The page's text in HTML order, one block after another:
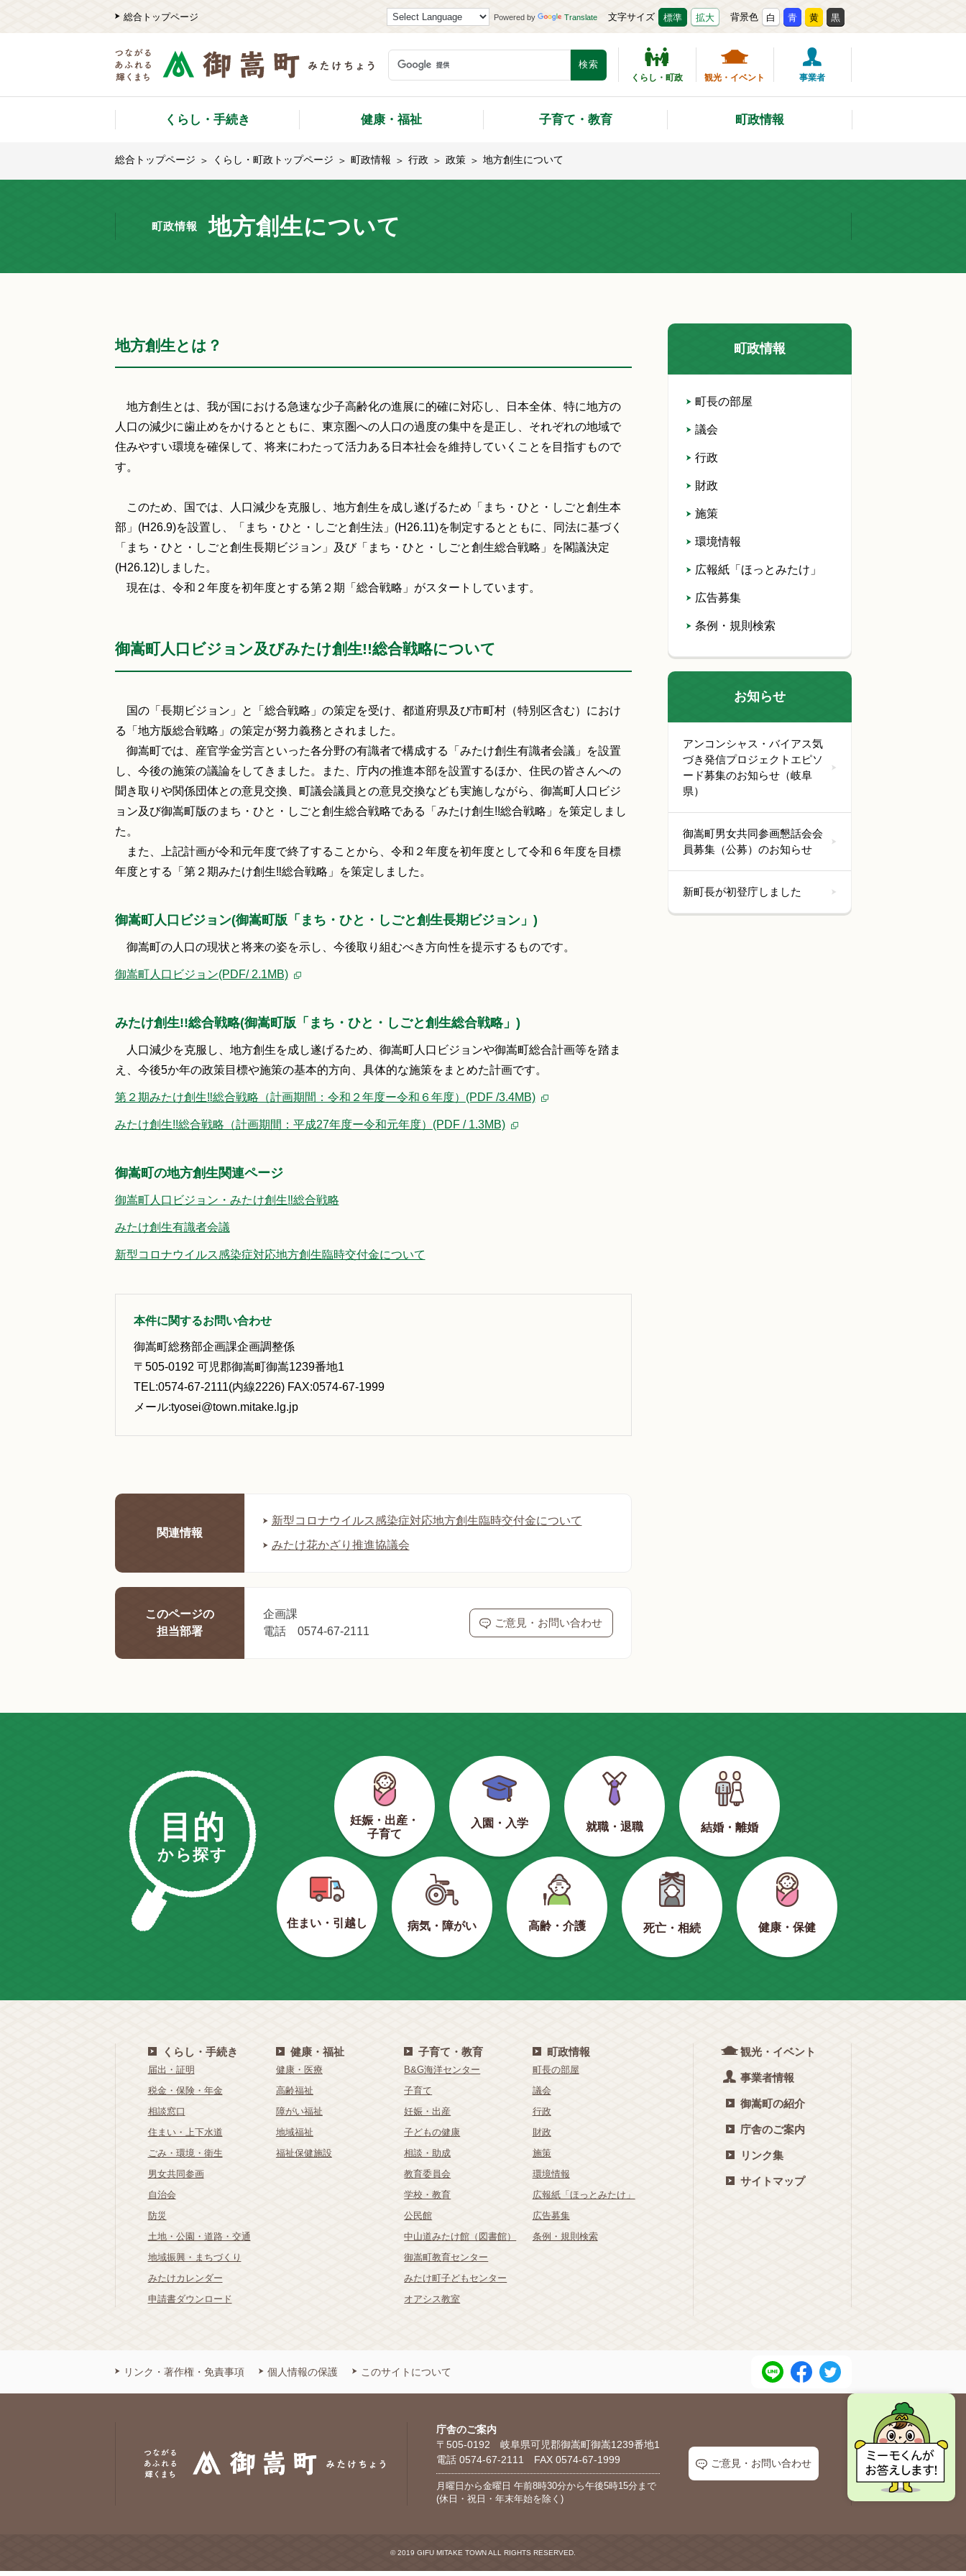
総合トップページ Powered by Translate 文字サイズ 標準 拡大 背景色 白 青 黄 黒
くらし・町政 観光・イベント 事業者
くらし・手続き 健康・福祉 子育て・教育 町政情報
総合トップページ くらし・町政トップページ 町政情報 行政 政策 地方創生について
町政情報 地方創生について
地方創生とは？
地方創生とは、我が国における急速な少子高齢化の進展に的確に対応し、日本全体、特に地方の
人口の減少に歯止めをかけるとともに、東京圏への人口の過度の集中を是正し、それぞれの地域で
住みやすい環境を確保して、将来にわたって活力ある日本社会を維持していくことを目指すもので
す。
このため、国では、人口減少を克服し、地方創生を成し遂げるため「まち・ひと・しごと創生本
部」(H26.9)を設置し、「まち・ひと・しごと創生法」(H26.11)を制定するとともに、同法に基づく
「まち・ひと・しごと創生長期ビジョン」及び「まち・ひと・しごと創生総合戦略」を閣議決定
(H26.12)しました。
現在は、令和２年度を初年度とする第２期「総合戦略」がスタートしています。
御嵩町人口ビジョン及びみたけ創生!!総合戦略について
国の「長期ビジョン」と「総合戦略」の策定を受け、都道府県及び市町村（特別区含む）におけ
る「地方版総合戦略」の策定が努力義務とされました。
御嵩町では、産官学金労言といった各分野の有識者で構成する「みたけ創生有識者会議」を設置
し、今後の施策の議論をしてきました。また、庁内の推進本部を設置するほか、住民の皆さんへの
聞き取りや関係団体との意見交換、町議会議員との意見交換なども実施しながら、御嵩町人口ビジ
ョン及び御嵩町版のまち・ひと・しごと創生総合戦略である「みたけ創生!!総合戦略」を策定しまし
た。
また、上記計画が令和元年度で終了することから、令和２年度を初年度として令和６年度を目標
年度とする「第２期みたけ創生‼総合戦略」を策定しました。
御嵩町人口ビジョン(御嵩町版「まち・ひと・しごと創生長期ビジョン」)
御嵩町の人口の現状と将来の姿を示し、今後取り組むべき方向性を提示するものです。
御嵩町人口ビジョン(PDF/ 2.1MB)
みたけ創生!!総合戦略(御嵩町版「まち・ひと・しごと創生総合戦略」)
人口減少を克服し、地方創生を成し遂げるため、御嵩町人口ビジョンや御嵩町総合計画等を踏ま
え、今後5か年の政策目標や施策の基本的方向、具体的な施策をまとめた計画です。
第２期みたけ創生‼総合戦略（計画期間：令和２年度ー令和６年度）(PDF /3.4MB)
みたけ創生!!総合戦略（計画期間：平成27年度ー令和元年度）(PDF / 1.3MB)
御嵩町の地方創生関連ページ
御嵩町人口ビジョン・みたけ創生‼総合戦略
みたけ創生有識者会議
新型コロナウイルス感染症対応地方創生臨時交付金について
本件に関するお問い合わせ
御嵩町総務部企画課企画調整係
〒505-0192 可児郡御嵩町御嵩1239番地1
TEL:0574-67-2111(内線2226) FAX:0574-67-1999
メール:tyosei@town.mitake.lg.jp
関連情報
新型コロナウイルス感染症対応地方創生臨時交付金について
みたけ花かざり推進協議会
このページの
担当部署
企画課
電話 0574-67-2111
ご意見・お問い合わせ
町政情報
町長の部屋
議会
行政
財政
施策
環境情報
広報紙「ほっとみたけ」
広告募集
条例・規則検索
お知らせ
アンコンシャス・バイアス気
づき発信プロジェクトエピソ
ード募集のお知らせ（岐阜
県）
御嵩町男女共同参画懇話会会
員募集（公募）のお知らせ
新町長が初登庁しました
目的
から探す
妊娠・出産・
子育て
入園・入学 就職・退職 結婚・離婚
住まい・引越し 病気・障がい 高齢・介護 死亡・相続 健康・保健
くらし・手続き
届出・証明
税金・保険・年金
相談窓口
住まい・上下水道
ごみ・環境・衛生
男女共同参画
自治会
防災
土地・公園・道路・交通
地域振興・まちづくり
みたけカレンダー
申請書ダウンロード
健康・福祉
健康・医療
高齢福祉
障がい福祉
地域福祉
福祉保健施設
子育て・教育
B&G海洋センター
子育て
妊娠・出産
子どもの健康
相談・助成
教育委員会
学校・教育
公民館
中山道みたけ館（図書館）
御嵩町教育センター
みたけ町子どもセンター
オアシス教室
町政情報
町長の部屋
議会
行政
財政
施策
環境情報
広報紙「ほっとみたけ」
広告募集
条例・規則検索
観光・イベント
事業者情報
御嵩町の紹介
庁舎のご案内
リンク集
サイトマップ
リンク・著作権・免責事項 個人情報の保護 このサイトについて
庁舎のご案内
〒505-0192 岐阜県可児郡御嵩町御嵩1239番地1
電話 0574-67-2111 FAX 0574-67-1999
月曜日から金曜日 午前8時30分から午後5時15分まで
(休日・祝日・年末年始を除く)
ご意見・お問い合わせ
© 2019 GIFU MITAKE TOWN ALL RIGHTS RESERVED.